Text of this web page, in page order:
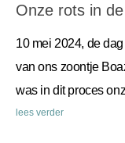
Onze rots in
10 mei 2024, de
van ons zoontje
was in dit proces
lees verder